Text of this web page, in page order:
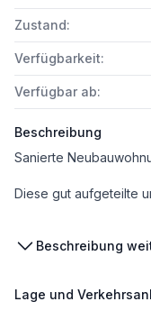
Zustand:
Verfügbarkeit:
Verfügbar ab:
Beschreibung
Diese gut aufgeteilte und sanierte 71m² Neubauwohnung befindet
Die Warmwasseraufbereitung erfolgt mittels einem
Beschreibung
Lage und